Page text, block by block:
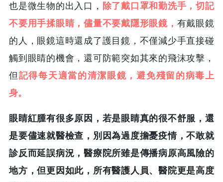
也是微生物的出入口， 除了戴口罩和勤洗手，切記
不要用手揉眼睛，儘量不要戴隱形眼鏡， 有戴眼鏡
的人，眼鏡這時還成了護目鏡，不僅減少手直接碰
觸到眼睛的機會，還可防範突如其來的飛沫攻擊，
但 記得每天適當的清潔眼鏡，避免殘留的病毒上
身。
眼睛紅腫有很多原因，若是眼睛真的很不舒服，還
是要儘速就醫檢查，別因為過度擔憂疫情，不敢就
診反而延誤病況，醫療院所雖是傳播病原高風險的
地方，但更因如此，所有醫護人員、醫院更是高度